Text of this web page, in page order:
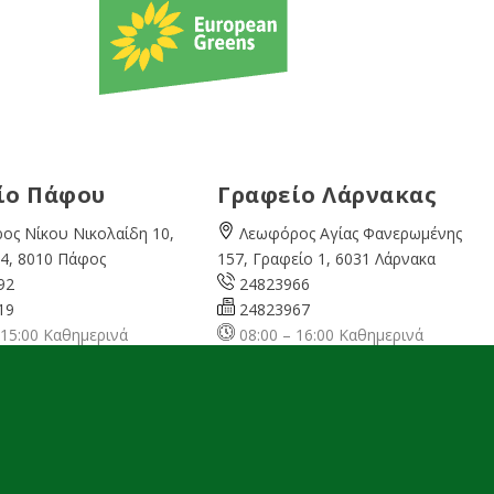
Πάφου
Νίκου Νικολαίδη 10,
8010 Πάφος
Καθημερινά
Γραφείο Λάρνακας
Λεωφόρος Αγίας Φανερωμένης
157, Γραφείο 1, 6031 Λάρνακα
24823966
24823967
08:00 – 16:00 Καθημερινά